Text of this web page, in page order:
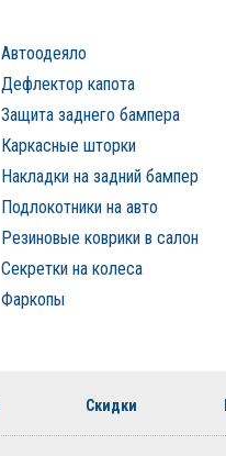
Автоодеяло
Дефлектор капота
Защита заднего бампера
Каркасные шторки
Накладки на задний бампер
Подлокотники на авто
Резиновые коврики в салон
Секретки на колеса
Фаркопы
Скидки